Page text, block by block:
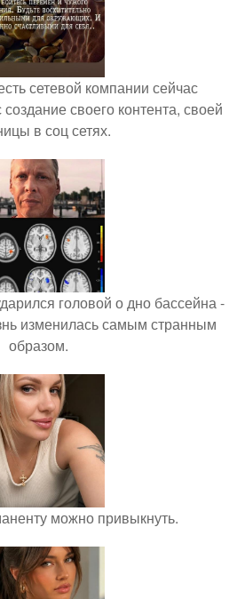
сетевой компании сейчас
своего контента, своей
в соц сетях.
головой о дно бассейна -
изменилась самым странным
образом.
можно привыкнуть.